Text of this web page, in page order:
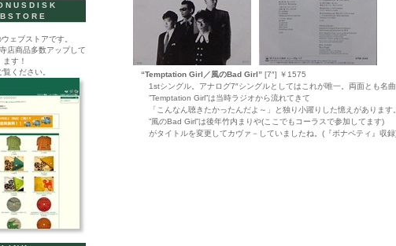
“Temptation Girl／風のBad Girl” [7″] ￥1575
1stシングル。アナログ7″シングルとしてはこれが唯一。両面とも名曲
”Temptation Girl”は当時ラジオから流れてきて
「こんなん聴きたかったんだよ～」と独り小躍りした憶えがあります。
”風のBad Girl”は後年竹内まりや(ここでもコーラスで参加してます)
がタイトルを変更してカヴァ－していましたね。(『ボナペティ』収録
ェブストアです。
店商品多数アップして
ます！
覧ください。